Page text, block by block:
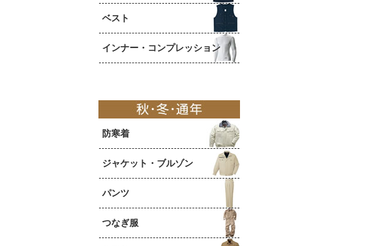
ベスト
インナー・コンプレッション
防寒着
ジャケット・ブルゾン
パンツ
つなぎ服